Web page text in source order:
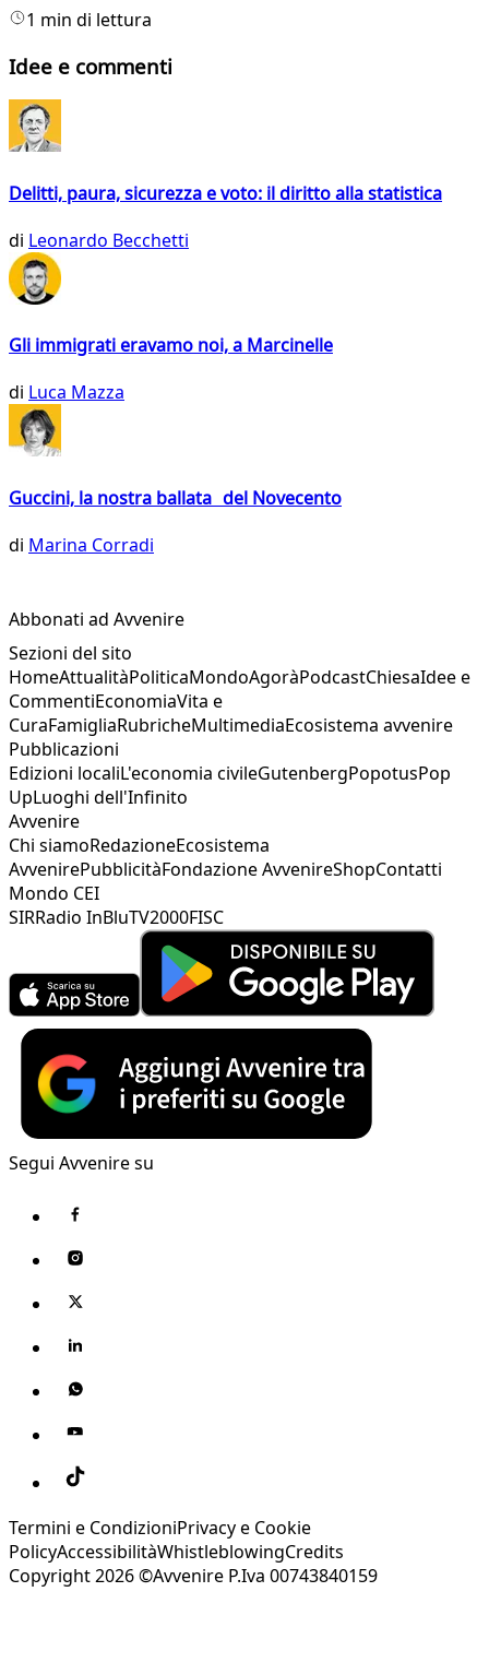
1 min di lettura
Idee e commenti
Delitti, paura, sicurezza e voto: il diritto alla statistica
di Leonardo Becchetti
Gli immigrati eravamo noi, a Marcinelle
di Luca Mazza
Guccini, la nostra ballata del Novecento
di Marina Corradi
Abbonati ad Avvenire
Sezioni del sito
HomeAttualitàPoliticaMondoAgoràPodcastChiesaIdee e
CommentiEconomiaVita e
CuraFamigliaRubricheMultimediaEcosistema avvenire
Pubblicazioni
Edizioni localiL'economia civileGutenbergPopotusPop
UpLuoghi dell'Infinito
Avvenire
Chi siamoRedazioneEcosistema
AvvenirePubblicitàFondazione AvvenireShopContatti
Mondo CEI
SIRRadio InBluTV2000FISC
Segui Avvenire su
Termini e CondizioniPrivacy e Cookie
PolicyAccessibilitàWhistleblowingCredits
Copyright 2026 ©Avvenire P.Iva 00743840159